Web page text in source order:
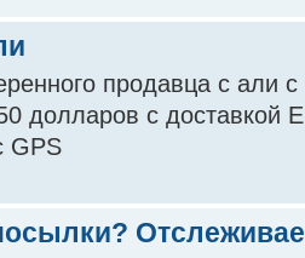
продавца с али
долларов с доставкой
GPS